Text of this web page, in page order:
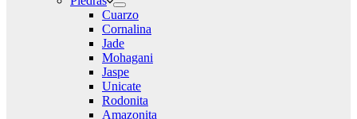
Cuarzo
Cornalina
Jade
Mohagani
Jaspe
Unicate
Rodonita
Amazonita